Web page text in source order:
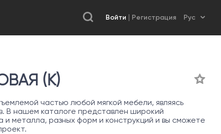
Войти Регистрация
(К)
частью любой мягкой мебели, являясь
В нашем каталоге представлен широкий
металла, разных форм и конструкций и вы сможете